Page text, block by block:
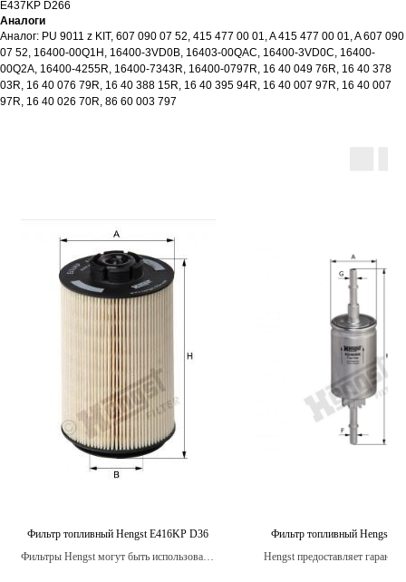
E437KP D266
Аналоги
Аналог: PU 9011 z KIT, 607 090 07 52, 415 477 00 01, A 415 477 00 01, A 607 090
07 52, 16400-00Q1H, 16400-3VD0B, 16403-00QAC, 16400-3VD0C, 16400-
00Q2A, 16400-4255R, 16400-7343R, 16400-0797R, 16 40 049 76R, 16 40 378
03R, 16 40 076 79R, 16 40 388 15R, 16 40 395 94R, 16 40 007 97R, 16 40 007
97R, 16 40 026 70R, 86 60 003 797
Фильтр топливный Hengst E416KP D36
Фильтры Hengst могут быть использованы
Фильтр топливный Hengst
Hengst предоставляет